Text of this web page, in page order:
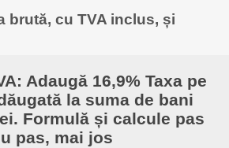
brută, cu TVA inclus, și
Adaugă 16,9% Taxa pe
la suma de bani
Formulă și calcule pas
pas, mai jos